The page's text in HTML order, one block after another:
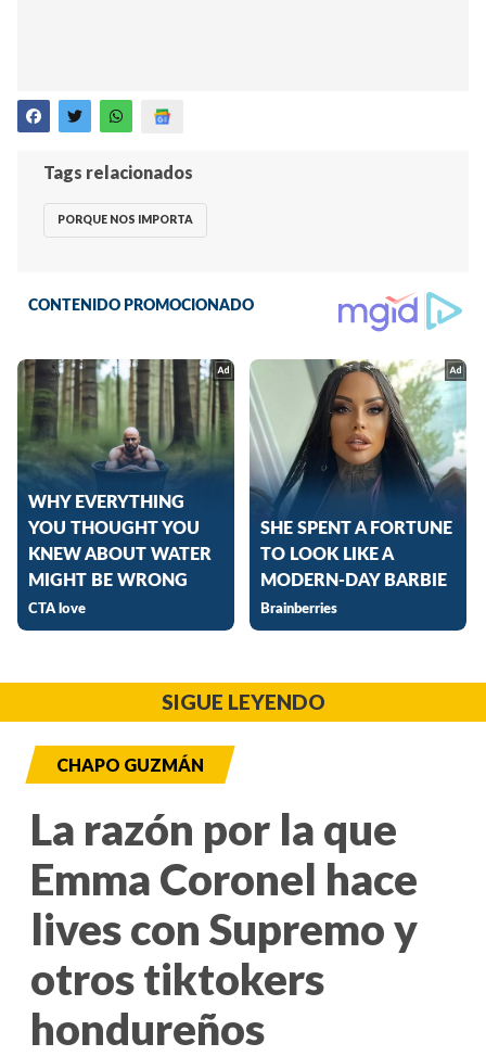
Tags relacionados
PORQUE NOS IMPORTA
SIGUE LEYENDO
CHAPO GUZMÁN
La razón por la que
Emma Coronel hace
lives con Supremo y
otros tiktokers
hondureños